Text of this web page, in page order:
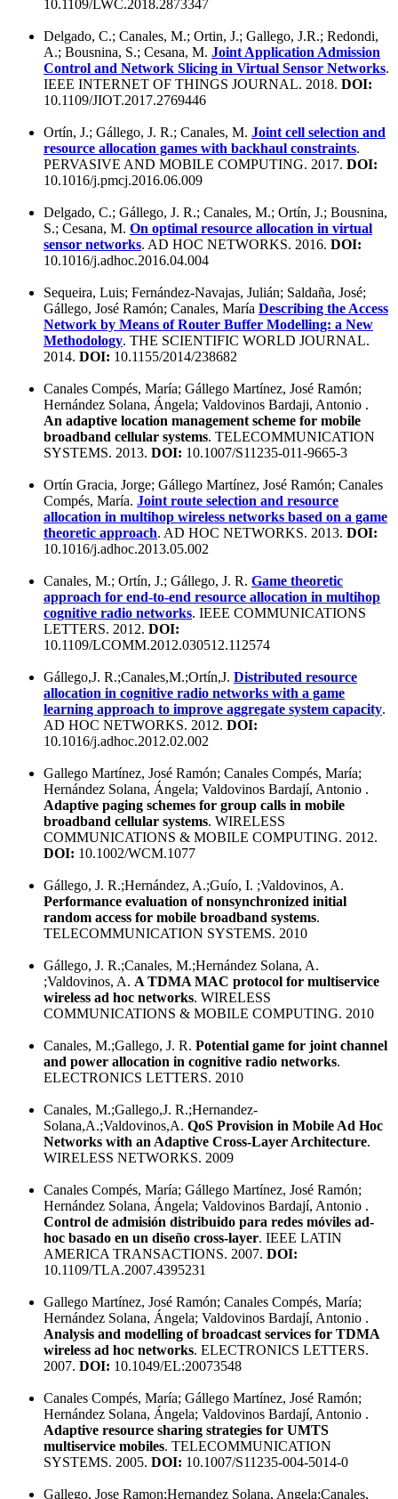
10.1109/LWC.2018.2873347
Delgado, C.; Canales, M.; Ortin, J.; Gallego, J.R.; Redondi,
A.; Bousnina, S.; Cesana, M. Joint Application Admission
Control and Network Slicing in Virtual Sensor Networks.
IEEE INTERNET OF THINGS JOURNAL. 2018. DOI:
10.1109/JIOT.2017.2769446
Ortín, J.; Gállego, J. R.; Canales, M. Joint cell selection and
resource allocation games with backhaul constraints.
PERVASIVE AND MOBILE COMPUTING. 2017. DOI:
10.1016/j.pmcj.2016.06.009
Delgado, C.; Gállego, J. R.; Canales, M.; Ortín, J.; Bousnina,
S.; Cesana, M. On optimal resource allocation in virtual
sensor networks. AD HOC NETWORKS. 2016. DOI:
10.1016/j.adhoc.2016.04.004
Sequeira, Luis; Fernández-Navajas, Julián; Saldaña, José;
Gállego, José Ramón; Canales, María Describing the Access
Network by Means of Router Buffer Modelling: a New
Methodology. THE SCIENTIFIC WORLD JOURNAL.
2014. DOI: 10.1155/2014/238682
Canales Compés, María; Gállego Martínez, José Ramón;
Hernández Solana, Ángela; Valdovinos Bardaji, Antonio .
An adaptive location management scheme for mobile
broadband cellular systems. TELECOMMUNICATION
SYSTEMS. 2013. DOI: 10.1007/S11235-011-9665-3
Ortín Gracia, Jorge; Gállego Martínez, José Ramón; Canales
Compés, María. Joint route selection and resource
allocation in multihop wireless networks based on a game
theoretic approach. AD HOC NETWORKS. 2013. DOI:
10.1016/j.adhoc.2013.05.002
Canales, M.; Ortín, J.; Gállego, J. R. Game theoretic
approach for end-to-end resource allocation in multihop
cognitive radio networks. IEEE COMMUNICATIONS
LETTERS. 2012. DOI:
10.1109/LCOMM.2012.030512.112574
Gállego,J. R.;Canales,M.;Ortín,J. Distributed resource
allocation in cognitive radio networks with a game
learning approach to improve aggregate system capacity.
AD HOC NETWORKS. 2012. DOI:
10.1016/j.adhoc.2012.02.002
Gallego Martínez, José Ramón; Canales Compés, María;
Hernández Solana, Ángela; Valdovinos Bardají, Antonio .
Adaptive paging schemes for group calls in mobile
broadband cellular systems. WIRELESS
COMMUNICATIONS & MOBILE COMPUTING. 2012.
DOI: 10.1002/WCM.1077
Gállego, J. R.;Hernández, A.;Guío, I. ;Valdovinos, A.
Performance evaluation of nonsynchronized initial
random access for mobile broadband systems.
TELECOMMUNICATION SYSTEMS. 2010
Gállego, J. R.;Canales, M.;Hernández Solana, A.
;Valdovinos, A. A TDMA MAC protocol for multiservice
wireless ad hoc networks. WIRELESS
COMMUNICATIONS & MOBILE COMPUTING. 2010
Canales, M.;Gallego, J. R. Potential game for joint channel
and power allocation in cognitive radio networks.
ELECTRONICS LETTERS. 2010
Canales, M.;Gallego,J. R.;Hernandez-
Solana,A.;Valdovinos,A. QoS Provision in Mobile Ad Hoc
Networks with an Adaptive Cross-Layer Architecture.
WIRELESS NETWORKS. 2009
Canales Compés, María; Gállego Martínez, José Ramón;
Hernández Solana, Ángela; Valdovinos Bardají, Antonio .
Control de admisión distribuido para redes móviles ad-
hoc basado en un diseño cross-layer. IEEE LATIN
AMERICA TRANSACTIONS. 2007. DOI:
10.1109/TLA.2007.4395231
Gallego Martínez, José Ramón; Canales Compés, María;
Hernández Solana, Ángela; Valdovinos Bardají, Antonio .
Analysis and modelling of broadcast services for TDMA
wireless ad hoc networks. ELECTRONICS LETTERS.
2007. DOI: 10.1049/EL:20073548
Canales Compés, María; Gállego Martínez, José Ramón;
Hernández Solana, Ángela; Valdovinos Bardají, Antonio .
Adaptive resource sharing strategies for UMTS
multiservice mobiles. TELECOMMUNICATION
SYSTEMS. 2005. DOI: 10.1007/S11235-004-5014-0
Gallego, Jose Ramon;Hernandez Solana, Angela;Canales,